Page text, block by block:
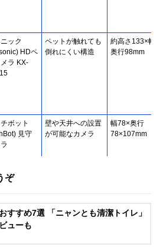
ック
HDペ
ラ KX-
ペットが触れても
倒れにくい構造
約高さ133×幅
奥行98mm
ボット
見守
壁や天井への設置
が可能なカメラ
幅78×奥行
78×107mm
屋内
ラ KX-
く温度もチェック
高さ140mm
ぞ
すすめ7選 「ニャンとも清潔トイレ」
ューも